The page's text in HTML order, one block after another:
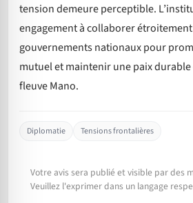
tension demeure perceptible.
engagement à collaborer étroitement
gouvernements nationaux pour
mutuel et maintenir une paix durable
fleuve Mano.
Diplomatie Tensions frontalières
Votre avis sera publié et visible par des
Veuillez l'exprimer dans un langage